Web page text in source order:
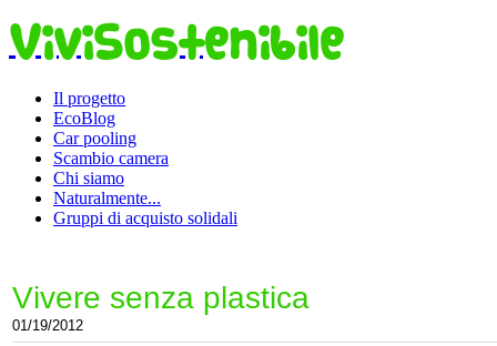
ViviSostenibile
Il progetto
EcoBlog
Car pooling
Scambio camera
Chi siamo
Naturalmente...
Gruppi di acquisto solidali
Vivere senza plastica
01/19/2012